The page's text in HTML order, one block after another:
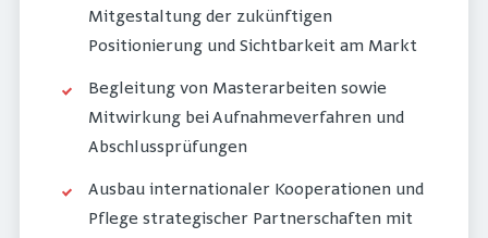
Mitgestaltung der zukünftigen
Positionierung und Sichtbarkeit am Markt
Begleitung von Masterarbeiten sowie
Mitwirkung bei Aufnahmeverfahren und
Abschlussprüfungen
Ausbau internationaler Kooperationen und
Pflege strategischer Partnerschaften mit